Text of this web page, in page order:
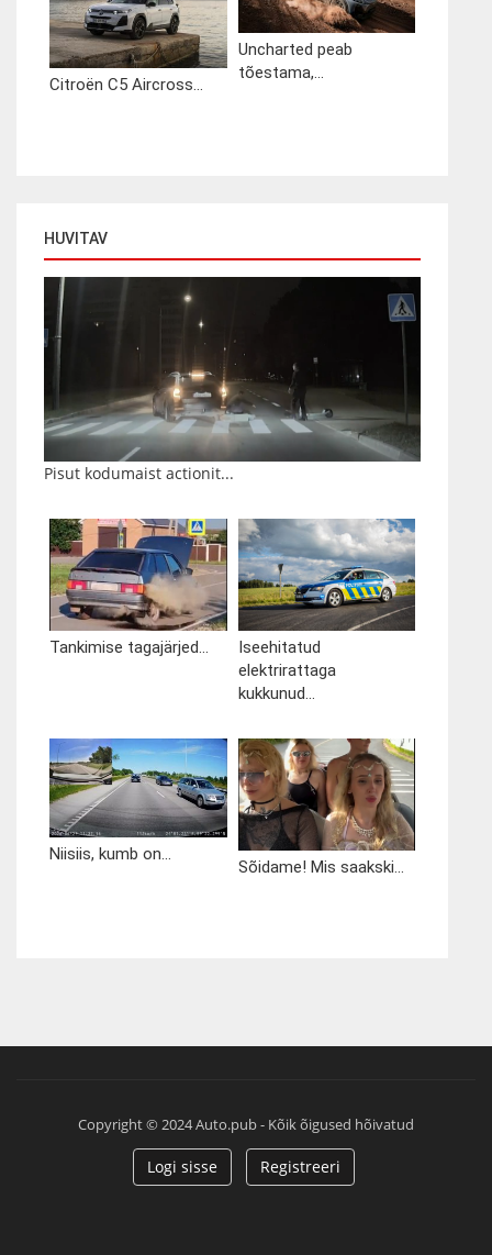
Citroën C5 Aircross...
Uncharted peab
tõestama,...
HUVITAV
Pisut kodumaist actionit...
Tankimise tagajärjed...
Iseehitatud
elektrirattaga
kukkunud...
Niisiis, kumb on...
Sõidame! Mis saakski...
Copyright © 2024 Auto.pub - Kõik õigused hõivatud
Logi sisse Registreeri